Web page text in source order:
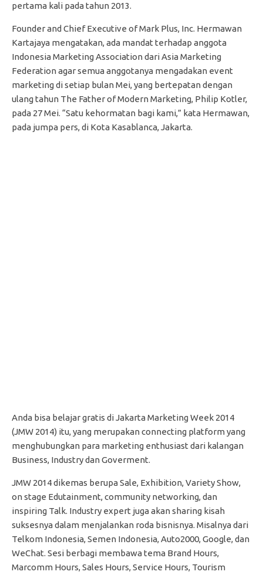
pertama kali pada tahun 2013.
Founder and Chief Executive of Mark Plus, Inc. Hermawan
Kartajaya mengatakan, ada mandat terhadap anggota
Indonesia Marketing Association dari Asia Marketing
Federation agar semua anggotanya mengadakan event
marketing di setiap bulan Mei, yang bertepatan dengan
ulang tahun The Father of Modern Marketing, Philip Kotler,
pada 27 Mei. “Satu kehormatan bagi kami,” kata Hermawan,
pada jumpa pers, di Kota Kasablanca, Jakarta.
Anda bisa belajar gratis di Jakarta Marketing Week 2014
(JMW 2014) itu, yang merupakan connecting platform yang
menghubungkan para marketing enthusiast dari kalangan
Business, Industry dan Goverment.
JMW 2014 dikemas berupa Sale, Exhibition, Variety Show,
on stage Edutainment, community networking, dan
inspiring Talk. Industry expert juga akan sharing kisah
suksesnya dalam menjalankan roda bisnisnya. Misalnya dari
Telkom Indonesia, Semen Indonesia, Auto2000, Google, dan
WeChat. Sesi berbagi membawa tema Brand Hours,
Marcomm Hours, Sales Hours, Service Hours, Tourism